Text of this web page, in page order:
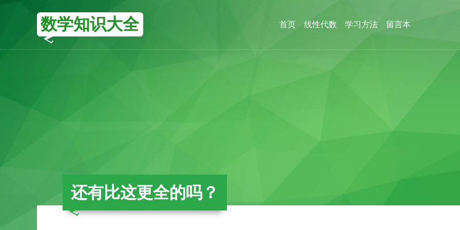
数学知识大全 首页 线性代数 学习方法 留言本
还有比这更全的吗？